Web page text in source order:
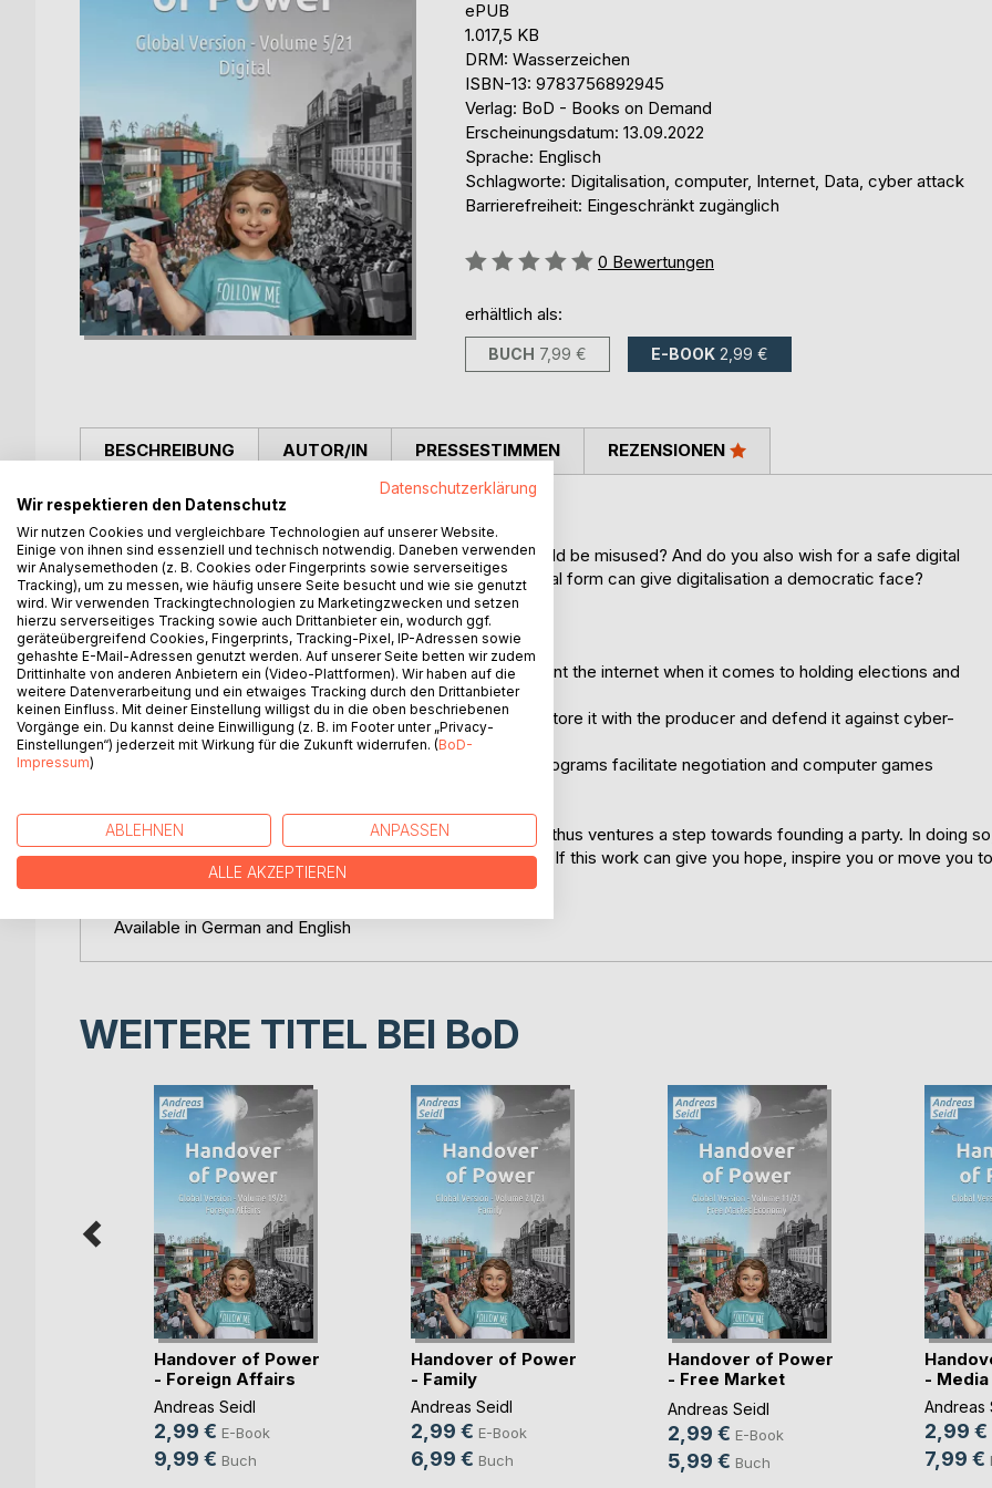
ePUB
1.017,5 KB
DRM: Wasserzeichen
ISBN-13: 9783756892945
Verlag: BoD - Books on Demand
Erscheinungsdatum: 13.09.2022
Sprache: Englisch
Schlagworte: Digitalisation, computer, Internet, Data, cyber attack
Barrierefreiheit: Eingeschränkt zugänglich
Bewertung::
0 Bewertungen
erhältlich als:
BUCH 7,99 € E-BOOK 2,99 €
BESCHREIBUNG
Digital rethought
Do you also sometimes worry that your personal data could be misused? And do you also wish for a safe digital
environment when it comes to legal matters? What political form can give digitalisation a democratic face?
This book tells us:
... how a democratically controlled intranet can complement the internet when it comes to holding elections and
voting or doing treaty business.
... how to protect digital data from unauthorised access, store it with the producer and defend it against cyber-
attacks.
... what path decision-making can take when computer programs facilitate negotiation and computer games
After 20 years of work on this book series, Andreas Seidl thus ventures a step towards founding a party. In doing
he entertains his readers both intellectually and visionarily. If this work can give you hope, inspire you or move you to
action, it has fulfilled its purpose.
Available in German and English
AUTOR/IN PRESSESTIMMEN REZENSIONEN
WEITERE TITEL BEI BoD
Handover of Power
- Foreign Affairs
Andreas Seidl
2,99 € E-Book
9,99 € Buch
Handover of Power
- Family
Andreas Seidl
2,99 € E-Book
6,99 € Buch
Handover of Power
- Free Market
Economy
Andreas Seidl
2,99 € E-Book
5,99 € Buch
- Media
Andreas
2,99 €
7,99 €
Datenschutzerklärung
Wir respektieren den Datenschutz
Wir nutzen Cookies und vergleichbare Technologien auf unserer Website.
Einige von ihnen sind essenziell und technisch notwendig. Daneben verwenden
wir Analysemethoden (z. B. Cookies oder Fingerprints sowie serverseitiges
Tracking), um zu messen, wie häufig unsere Seite besucht und wie sie genutzt
wird. Wir verwenden Trackingtechnologien zu Marketingzwecken und setzen
hierzu serverseitiges Tracking sowie auch Drittanbieter ein, wodurch ggf.
geräteübergreifend Cookies, Fingerprints, Tracking-Pixel, IP-Adressen sowie
gehashte E-Mail-Adressen genutzt werden. Auf unserer Seite betten wir zudem
Drittinhalte von anderen Anbietern ein (Video-Plattformen). Wir haben auf die
weitere Datenverarbeitung und ein etwaiges Tracking durch den Drittanbieter
keinen Einfluss. Mit deiner Einstellung willigst du in die oben beschriebenen
Vorgänge ein. Du kannst deine Einwilligung (z. B. im Footer unter „Privacy-
Einstellungen“) jederzeit mit Wirkung für die Zukunft widerrufen. (BoD-
Impressum)
ABLEHNEN ANPASSEN
ALLE AKZEPTIEREN